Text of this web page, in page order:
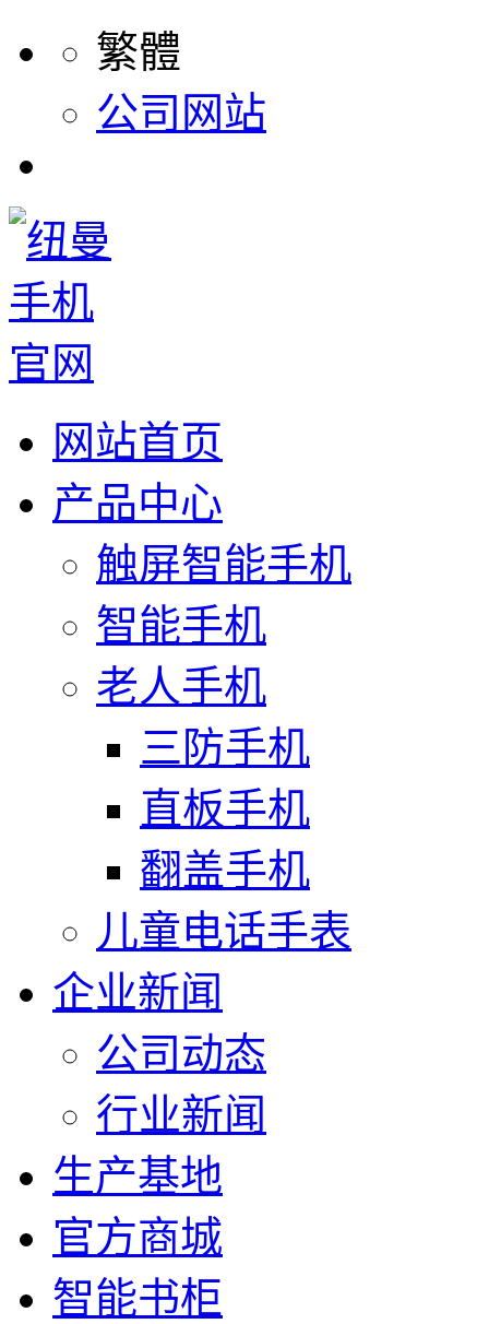
繁體
公司网站
网站首页
产品中心
触屏智能手机
智能手机
老人手机
三防手机
直板手机
翻盖手机
儿童电话手表
企业新闻
公司动态
行业新闻
生产基地
官方商城
智能书柜